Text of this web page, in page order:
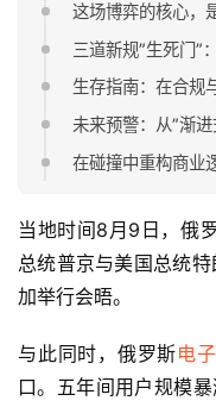
这场博弈的核心，
三道新规”生死门”
生存指南：在合规
未来预警：从”渐
在碰撞中重构商业
当地时间8月9日，俄
总统普京与美国总统
加举行会晤。
与此同时，俄罗斯电
口。五年间用户规模